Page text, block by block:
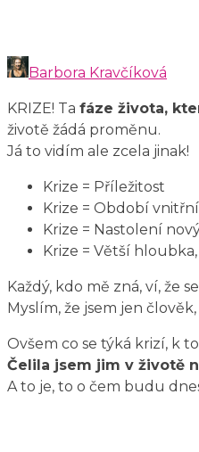
Barbora Kravčíková
KRIZE! Ta fáze života,
životě žádá proměnu.
Já to vidím ale zcela jinak!
Krize = Příležitost
Krize = Období
Krize = Nastolení
Krize = Větší
Každý, kdo mě zná, ví, že
Myslím, že jsem jen
Ovšem co se týká krizí, k
Čelila jsem jim v životě
A to je, to o čem budu